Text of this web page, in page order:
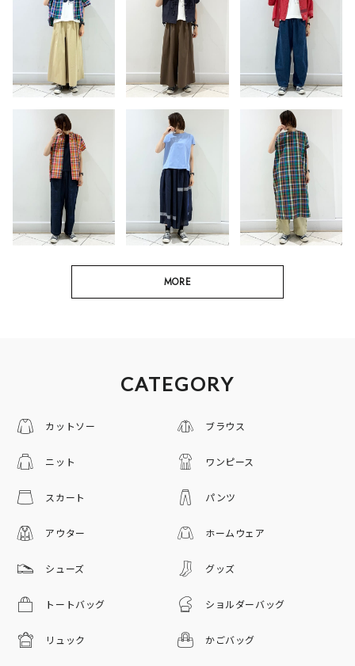
MORE
CATEGORY
カットソー ブラウス
ニット ワンピース
スカート パンツ
アウター ホームウェア
シューズ グッズ
トートバッグ ショルダーバッグ
リュック かごバッグ